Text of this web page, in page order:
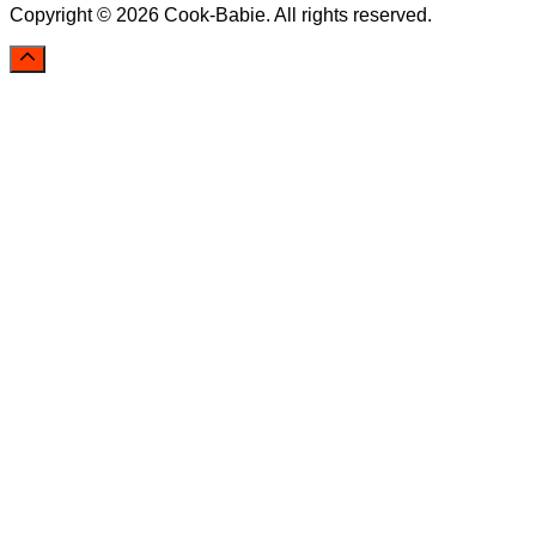
Copyright © 2026 Cook-Babie. All rights reserved.